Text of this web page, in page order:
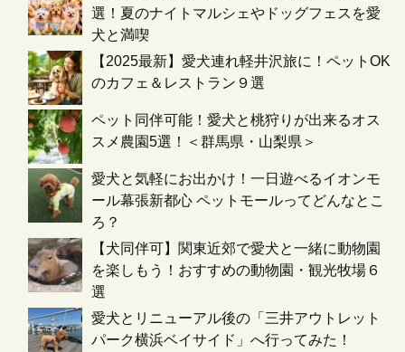
選！夏のナイトマルシェやドッグフェスを愛
犬と満喫
【2025最新】愛犬連れ軽井沢旅に！ペットOK
のカフェ＆レストラン９選
ペット同伴可能！愛犬と桃狩りが出来るオス
スメ農園5選！＜群馬県・山梨県＞
愛犬と気軽にお出かけ！一日遊べるイオンモ
ール幕張新都心 ペットモールってどんなとこ
ろ？
【犬同伴可】関東近郊で愛犬と一緒に動物園
を楽しもう！おすすめの動物園・観光牧場６
選
愛犬とリニューアル後の「三井アウトレット
パーク横浜ベイサイド」へ行ってみた！